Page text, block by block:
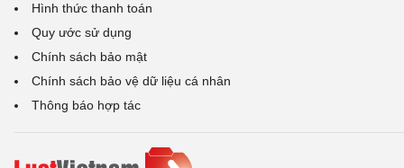
Hình thức thanh toán
Quy ước sử dụng
Chính sách bảo mật
Chính sách bảo vệ dữ liệu cá nhân
Thông báo hợp tác